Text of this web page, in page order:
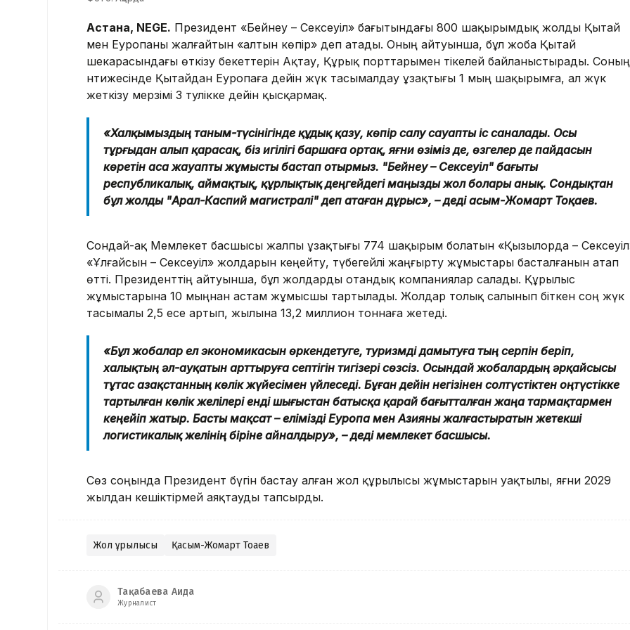
Астана, NEGE. Президент «Бейнеу – Сексеуіл» бағытындағы 800 шақырымдық жолды Қытай
мен Еуропаны жалғайтын «алтын көпір» деп атады. Оның айтуынша, бұл жоба Қытай
шекарасындағы өткізу бекеттерін Ақтау, Құрық порттарымен тікелей байланыстырады. Соның
нәтижесінде Қытайдан Еуропаға дейін жүк тасымалдау ұзақтығы 1 мың шақырымға, ал жүк
жеткізу мерзімі 3 тәулікке дейін қысқармақ.
«Халқымыздың таным-түсінігінде құдық қазу, көпір салу сауапты іс саналады. Осы
тұрғыдан алып қарасақ, біз игілігі баршаға ортақ, яғни өзіміз де, өзгелер де пайдасын
көретін аса жауапты жұмысты бастап отырмыз. "Бейнеу – Сексеуіл" бағыты
республикалық, аймақтық, құрлықтық деңгейдегі маңызды жол болары анық. Сондықтан
бұл жолды "Арал-Каспий магистралі" деп атаған дұрыс», – деді Қасым-Жомарт Тоқаев.
Сондай-ақ Мемлекет басшысы жалпы ұзақтығы 774 шақырым болатын «Қызылорда –
«Ұлғайсын – Сексеуіл» жолдарын кеңейту, түбегейлі жаңғырту жұмыстары басталғанын атап
өтті. Президенттің айтуынша, бұл жолдарды отандық компаниялар салады. Құрылыс
жұмыстарына 10 мыңнан астам жұмысшы тартылады. Жолдар толық салынып біткен соң жүк
тасымалы 2,5 есе артып, жылына 13,2 миллион тоннаға жетеді.
«Бұл жобалар ел экономикасын өркендетуге, туризмді дамытуға тың серпін беріп,
халықтың әл-ауқатын арттыруға септігін тигізері сөзсіз. Осындай жобалардың әрқайсысы
тұтас Қазақстанның көлік жүйесімен үйлеседі. Бұған дейін негізінен солтүстіктен оңтүстікке
тартылған көлік желілері енді шығыстан батысқа қарай бағытталған жаңа тармақтармен
кеңейіп жатыр. Басты мақсат – елімізді Еуропа мен Азияны жалғастыратын жетекші
логистикалық желінің біріне айналдыру», – деді мемлекет басшысы.
Сөз соңында Президент бүгін бастау алған жол құрылысы жұмыстарын уақтылы, яғни 2029
жылдан кешіктірмей аяқтауды тапсырды.
Жол құрылысы Қасым-Жомарт Тоқаев
Тақабаева Аида
Журналист